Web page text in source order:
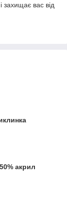
захищає вас від
акрил